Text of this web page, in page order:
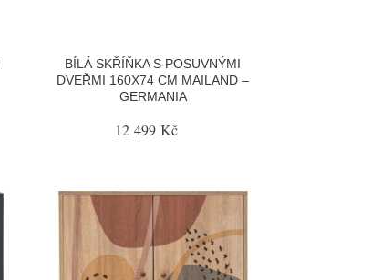
BÍLÁ SKŘÍŇKA S POSUVNÝMI
DVEŘMI 160X74 CM MAILAND –
GERMANIA
12 499 Kč